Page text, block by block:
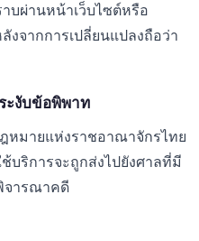
บผ่านหน้าเว็บไซต์หรือ
งจากการเปลี่ยนแปลงถือว่า
ะงับข้อพิพาท
หมายแห่งราชอาณาจักรไทย
บริการจะถูกส่งไปยังศาลที่มี
จารณาคดี